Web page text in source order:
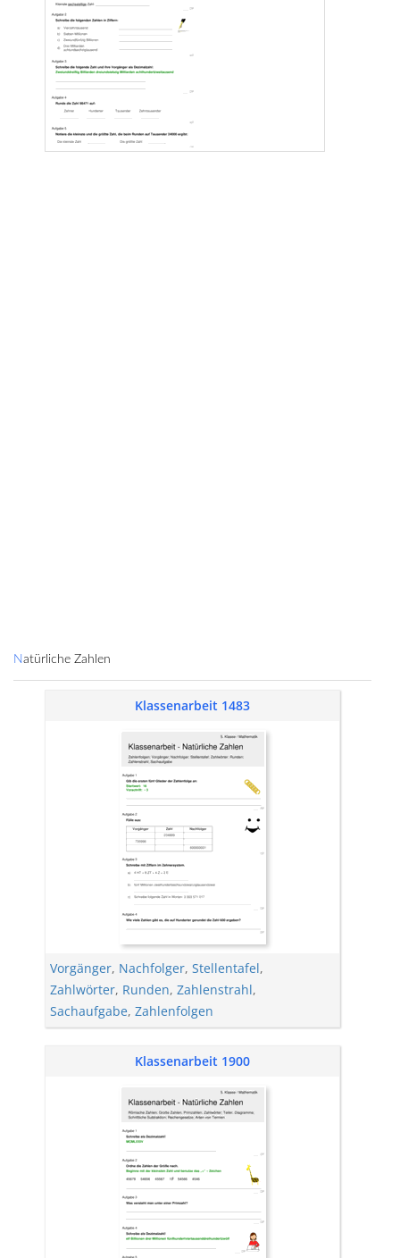
Natürliche Zahlen
Klassenarbeit 1483
Vorgänger, Nachfolger, Stellentafel,
Zahlwörter, Runden, Zahlenstrahl,
Sachaufgabe, Zahlenfolgen
Klassenarbeit 1900